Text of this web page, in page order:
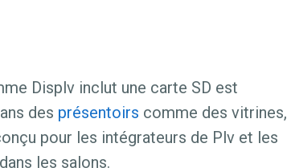
Displv inclut une carte SD est
des présentoirs comme des vitrines,
pour les intégrateurs de Plv et les
les salons.